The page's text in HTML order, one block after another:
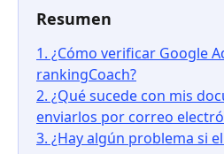
Resumen
1. ¿Cómo verificar Google
rankingCoach?
2. ¿Qué sucede con mis
enviarlos por correo
3. ¿Hay algún problema si